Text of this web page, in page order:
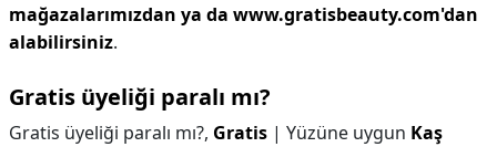
mağazalarımızdan ya da www.gratisbeauty.com'dan
alabilirsiniz.
Gratis üyeliği paralı mı?
Gratis üyeliği paralı mı?, Gratis | Yüzüne uygun Kaş